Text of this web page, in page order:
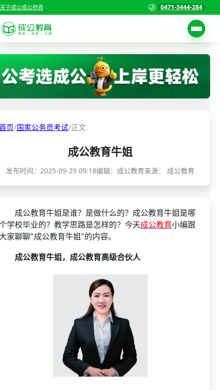
关于成公成公师资 0471-3444-284
考试公告
职位表
考试政策
成绩查询
资格复审
面试补录
历年真题
首页
国家公务员考试
警察/辅警考试
教师资格/教师编制
国企/银行考试
页/国家公务员考试/正文
成公教育牛姐
发布时间： 2025-09-29 09:18编辑：成公教育来源： 成公教育
公教育牛姐是谁？是做什么的？成公教育牛姐是哪
学校毕业的？教学思路是怎样的？今天成公教育小编跟
家聊聊"成公教育牛姐"的内容。
公教育牛姐，成公教育高级合伙人